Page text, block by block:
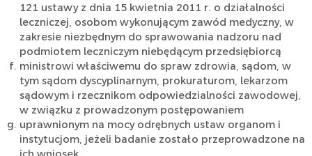
121 ustawy z dnia 15 kwietnia 2011 r. o działalności
leczniczej, osobom wykonującym zawód medyczny, w
zakresie niezbędnym do sprawowania nadzoru nad
podmiotem leczniczym niebędącym przedsiębiorcą
ministrowi właściwemu do spraw zdrowia, sądom, w
tym sądom dyscyplinarnym, prokuraturom, lekarzom
sądowym i rzecznikom odpowiedzialności zawodowej,
w związku z prowadzonym postępowaniem
uprawnionym na mocy odrębnych ustaw organom i
instytucjom, jeżeli badanie zostało przeprowadzone na